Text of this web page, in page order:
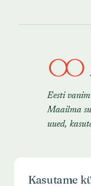
Eesti
Maailma
uued,
Kasutame